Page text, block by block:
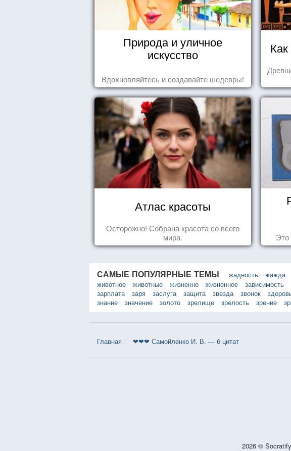
Природа и уличное
искусство
Вдохновляйтесь и создавайте шедевры!
Атлас красоты
Осторожно! Собрана красота со всего
мира.
Это
САМЫЕ ПОПУЛЯРНЫЕ ТЕМЫ жадность жажда
животное
животные жизненно жизненное зависимость
зарплата
заря заслуга защита звезда звонок
знание
значение золото зрелище зрелость зрение
Главная ❤❤❤ Самойленко И. В. — 6 цитат
2026 ©